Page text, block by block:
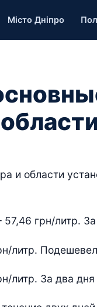
Місто Дніпро
и области
грн/литр.
литр.
литр. За два